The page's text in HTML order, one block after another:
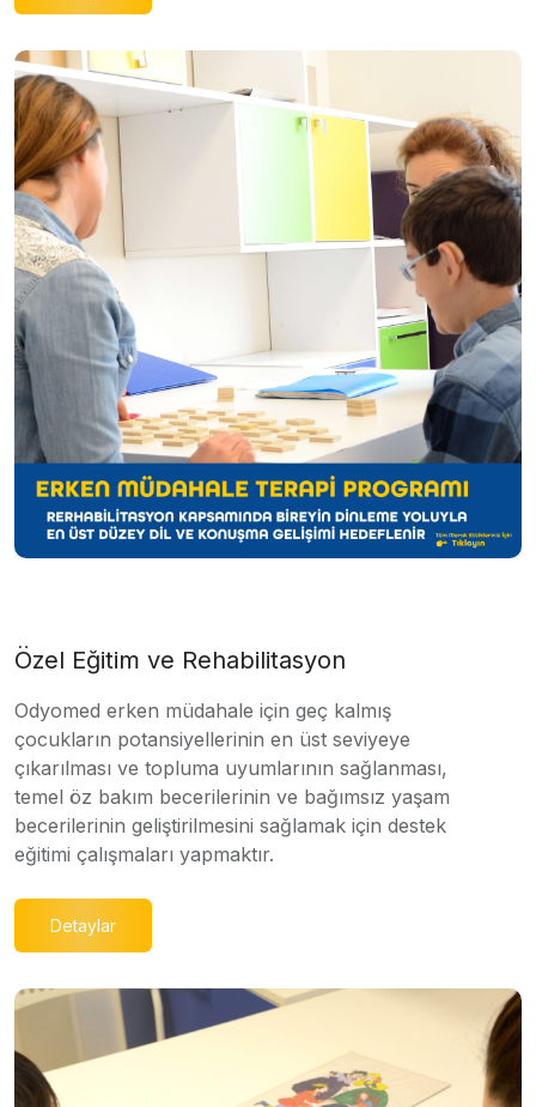
Özel Eğitim ve Rehabilitasyon
Odyomed erken müdahale için geç kalmış
çocukların potansiyellerinin en üst seviyeye
çıkarılması ve topluma uyumlarının sağlanması,
temel öz bakım becerilerinin ve bağımsız yaşam
becerilerinin geliştirilmesini sağlamak için destek
eğitimi çalışmaları yapmaktır.
Detaylar